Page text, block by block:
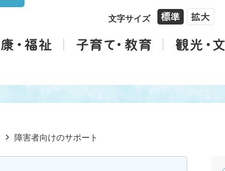
文字サイズ
障害者向けのサポート